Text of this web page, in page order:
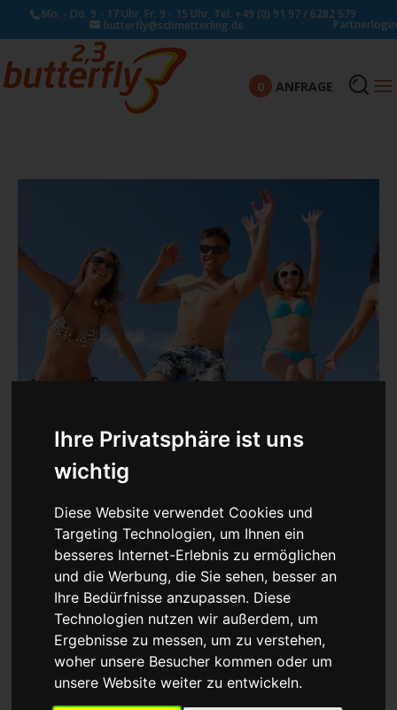
Ihre Privatsphäre ist uns
wichtig
Diese Website verwendet Cookies und
Targeting Technologien, um Ihnen ein
besseres Internet-Erlebnis zu ermöglichen
und die Werbung, die Sie sehen, besser an
Ihre Bedürfnisse anzupassen. Diese
Technologien nutzen wir außerdem, um
Ergebnisse zu messen, um zu verstehen,
woher unsere Besucher kommen oder um
unsere Website weiter zu entwickeln.
Mo. - Do. 9 - 17 Uhr, Fr. 9 - 15 Uhr, Tel. +49 (0) 91 97 / 6282 579
butterfly@schmetterling.de Partnerlogin
0 ANFRAGE